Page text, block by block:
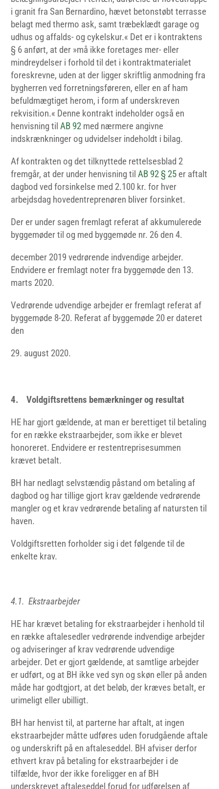
i granit fra San Bernardino, hævet betonstøbt terrasse
belagt med thermo ask, samt træbeklædt garage og
udhus og affalds- og cykelskur.« Det er i kontraktens
§ 6 anført, at der »må ikke foretages mer- eller
mindreydelser i forhold til det i kontraktmaterialet
foreskrevne, uden at der ligger skriftlig anmodning fra
bygherren ved forretningsføreren, eller en af ham
befuldmægtiget herom, i form af underskreven
rekvisition.« Denne kontrakt indeholder også en
henvisning tilAB 92 med nærmere angivne
indskrænkninger og udvidelser indeholdt i bilag.
Af kontrakten og det tilknyttede rettelsesblad 2
fremgår, at der under henvisning tilAB 92 § 25 er aftalt
dagbod ved forsinkelse med 2.100 kr. for hver
arbejdsdag hovedentreprenøren bliver forsinket.
Der er under sagen fremlagt referat af akkumulerede
byggemøder til og med byggemøde nr. 26 den 4.
december 2019 vedrørende indvendige arbejder.
Endvidere er fremlagt noter fra byggemøde den 13.
marts 2020.
Vedrørende udvendige arbejder er fremlagt referat af
byggemøde 8-20. Referat af byggemøde 20 er dateret
den
august 2020.
4. Voldgiftsrettens bemærkninger og resultat
HE har gjort gældende, at man er berettiget til betaling
for en række ekstraarbejder, som ikke er blevet
honoreret. Endvidere er restentreprisesummen
krævet betalt.
BH har nedlagt selvstændig påstand om betaling af
dagbod og har tillige gjort krav gældende vedrørende
mangler og et krav vedrørende betaling af natursten til
haven.
Voldgiftsretten forholder sig i det følgende til de
enkelte krav.
4.1. Ekstraarbejder
HE har krævet betaling for ekstraarbejder i henhold til
en række aftalesedler vedrørende indvendige arbejder
og adviseringer af krav vedrørende udvendige
arbejder. Det er gjort gældende, at samtlige arbejder
er udført, og at BH ikke ved syn og skøn eller på anden
måde har godtgjort, at det beløb, der kræves betalt, er
urimeligt eller ubilligt.
BH har henvist til, at parterne har aftalt, at ingen
ekstraarbejder måtte udføres uden forudgående aftale
og underskrift på en aftaleseddel. BH afviser derfor
ethvert krav på betaling for ekstraarbejder i de
tilfælde, hvor der ikke foreligger en af BH
underskrevet aftaleseddel forud for udførelsen af